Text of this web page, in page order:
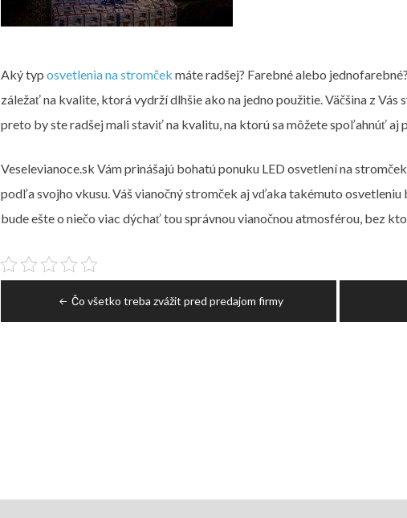
Aký typ osvetlenia na stromček máte radšej? Farebné alebo
záležať na kvalite, ktorá vydrží dlhšie ako na jedno použitie. Väčšina z Vás
preto by ste radšej mali staviť na kvalitu, na ktorú sa môžete spoľahnúť aj
Veselevianoce.sk Vám prinášajú bohatú ponuku LED osvetlení na
podľa svojho vkusu. Váš vianočný stromček aj vďaka takémuto osvetleniu
bude ešte o niečo viac dýchať tou správnou vianočnou atmosférou, bez
NavigaceČo všetko treba zvážit pred predajom firmy